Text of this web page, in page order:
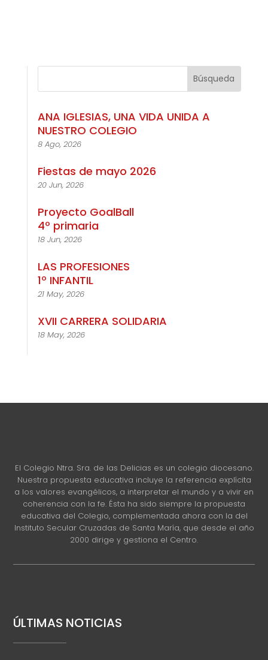
ANA IGLESIAS, UNA VIDA UNIDA A
NUESTRO COLEGIO
8 Ago, 2026
Fiestas de mayo 2026
20 Jun, 2026
Proyecto GoalBall
4º primaria
18 Jun, 2026
LAS PROFESIONES
1º INFANTIL
21 May, 2026
XVII CARRERA SOLIDARIA
18 May, 2026
El Colegio Ntra. Sra. de las Delicias es un colegio diocesano.
Nuestra propuesta educativa incluye la referencia explícita
a los valores evangélicos, a interpretar el mundo y a vivir en
coherencia con la fe. Ésta ha sido siempre la propuesta
educativa del Colegio, complementada ahora con la del
Instituto Secular Cruzadas de Santa María, que desde el año
2000 dirige y gestiona el Centro.
ÚLTIMAS NOTICIAS